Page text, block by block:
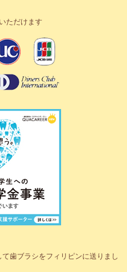
ただけます
歯ブラシをフィリピンに送りまし